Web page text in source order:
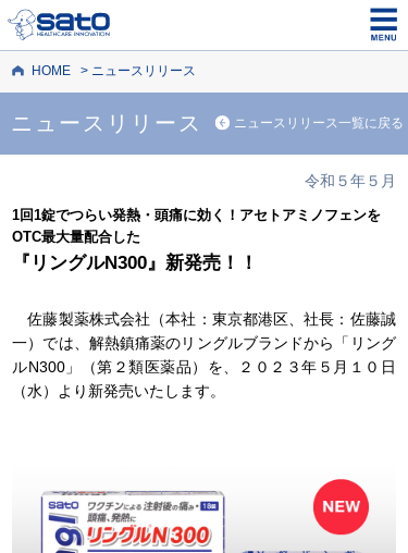
HOME ニュースリリース
ニュースリリース ニュースリリース一覧に戻る
令和５年５月
1回1錠でつらい発熱・頭痛に効く！アセトアミノフェンを
OTC最大量配合した
『リングルN300』新発売！！
佐藤製薬株式会社（本社：東京都港区、社長：佐藤誠
一）では、解熱鎮痛薬のリングルブランドから「リング
ルN300」（第２類医薬品）を、２０２３年５月１０日
（水）より新発売いたします。